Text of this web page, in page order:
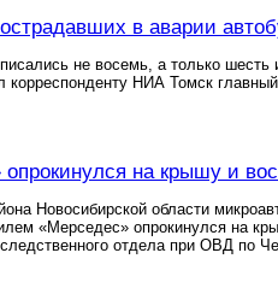
в аварии
не восемь, а только
НИА Томск
на крышу и
Новосибирской области
«Мерседес» опрокинулся на
отдела при ОВД по